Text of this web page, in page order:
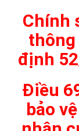
các Thông
2.8. 7. Việc
Chính sách
2.9. Thông
Chính
định
Điều
bảo